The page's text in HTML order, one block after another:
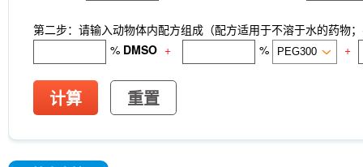
第二步：请输入动物体内配方组成（配方适用于不溶于水的药物
% DMSO + % +
计算 重置